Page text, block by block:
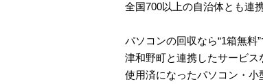
全国700以上の自治体とも連
パソコンの回収なら“1箱無料”
津和野町と連携したサービス
使用済になったパソコン・小